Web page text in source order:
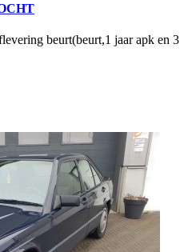
beurt(beurt,1 jaar apk en 3